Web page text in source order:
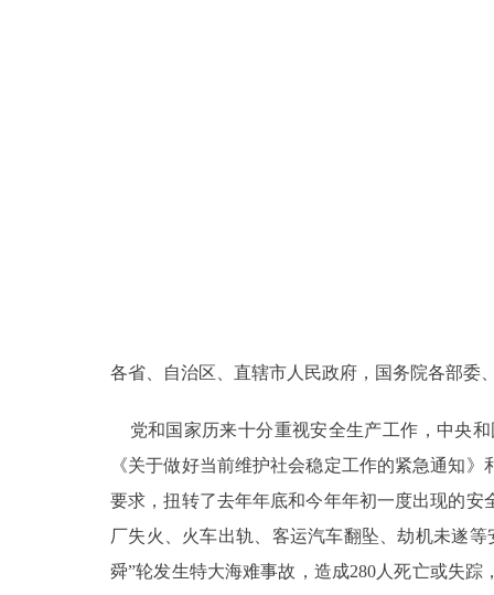
各省、自治区、直辖市人民政府，国务院各部委
党和国家历来十分重视安全生产工作，中央
《关于做好当前维护社会稳定工作的紧急通知
要求，扭转了去年年底和今年年初一度出现的
厂失火、火车出轨、客运汽车翻坠、劫机未遂
舜”轮发生特大海难事故，造成280人死亡或失